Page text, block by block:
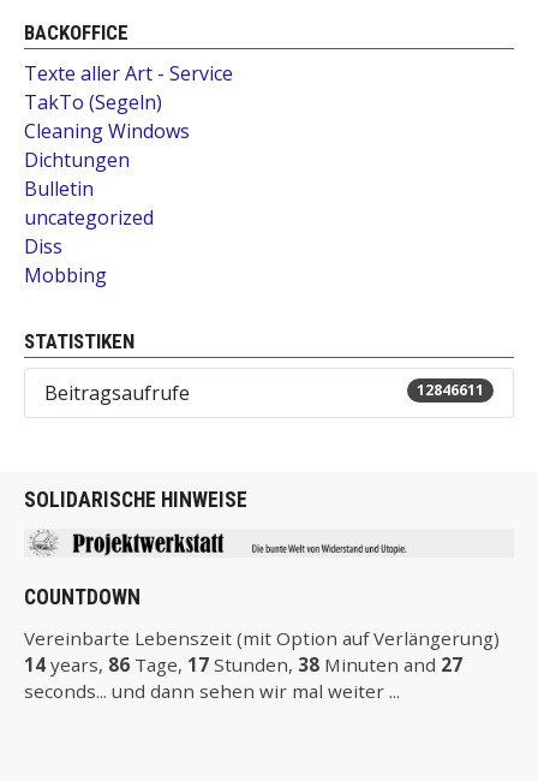
BACKOFFICE
Texte aller Art - Service
TakTo (Segeln)
Cleaning Windows
Dichtungen
Bulletin
uncategorized
Diss
Mobbing
STATISTIKEN
Beitragsaufrufe 12846611
SOLIDARISCHE HINWEISE
COUNTDOWN
Vereinbarte Lebenszeit (mit Option auf Verlängerung)
14 years, 86 Tage, 17 Stunden, 38 Minuten and 26
seconds... und dann sehen wir mal weiter ...